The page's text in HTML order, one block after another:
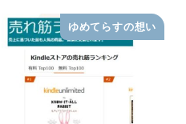
ゆめてらすの想い